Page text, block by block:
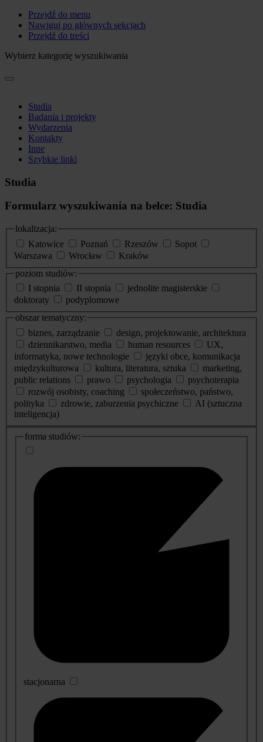
Przejdź do menu
Nawiguj po głównych sekcjach
Przejdź do treści
Wybierz kategorię wyszukiwania
Studia
Badania i projekty
Wydarzenia
Kontakty
Inne
Szybkie linki
Studia
Formularz wyszukiwania na belce: Studia
lokalizacja:
Katowice
Poznań Rzeszów
Sopot
Warszawa
Wrocław
Kraków
poziom studiów:
I stopnia
II stopnia
jednolite magisterskie
doktoraty
podyplomowe
obszar tematyczny:
biznes, zarządzanie
design, projektowanie, architektura
dziennikarstwo, media
human resources
UX,
informatyka, nowe technologie
języki obce, komunikacja
międzykulturowa
kultura, literatura, sztuka
marketing,
public relations
prawo psychologia
psychoterapia
rozwój osobisty, coaching
społeczeństwo, państwo,
polityka
zdrowie, zaburzenia psychiczne
AI (sztuczna
inteligencja)
dodatkowe
informacje
forma studiów:
stacjonarna